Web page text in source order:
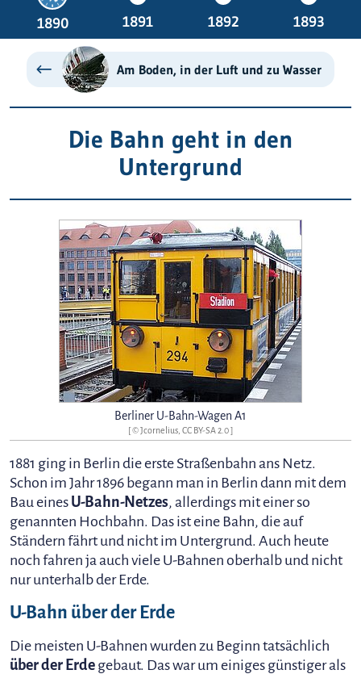
1890 1891 1892 1893
Am Boden, in der Luft und zu Wasser
Die Bahn geht in den
Untergrund
Berliner U-Bahn-Wagen A1
[ © Jcornelius, CC BY-SA 2.0 ]
1881 ging in Berlin die erste Straßenbahn ans Netz.
Schon im Jahr 1896 begann man in Berlin dann mit dem
Bau eines U-Bahn-Netzes, allerdings mit einer so
genannten Hochbahn. Das ist eine Bahn, die auf
Ständern fährt und nicht im Untergrund. Auch heute
noch fahren ja auch viele U-Bahnen oberhalb und nicht
nur unterhalb der Erde.
U-Bahn über der Erde
Die meisten U-Bahnen wurden zu Beginn tatsächlich
über der Erde gebaut. Das war um einiges günstiger als